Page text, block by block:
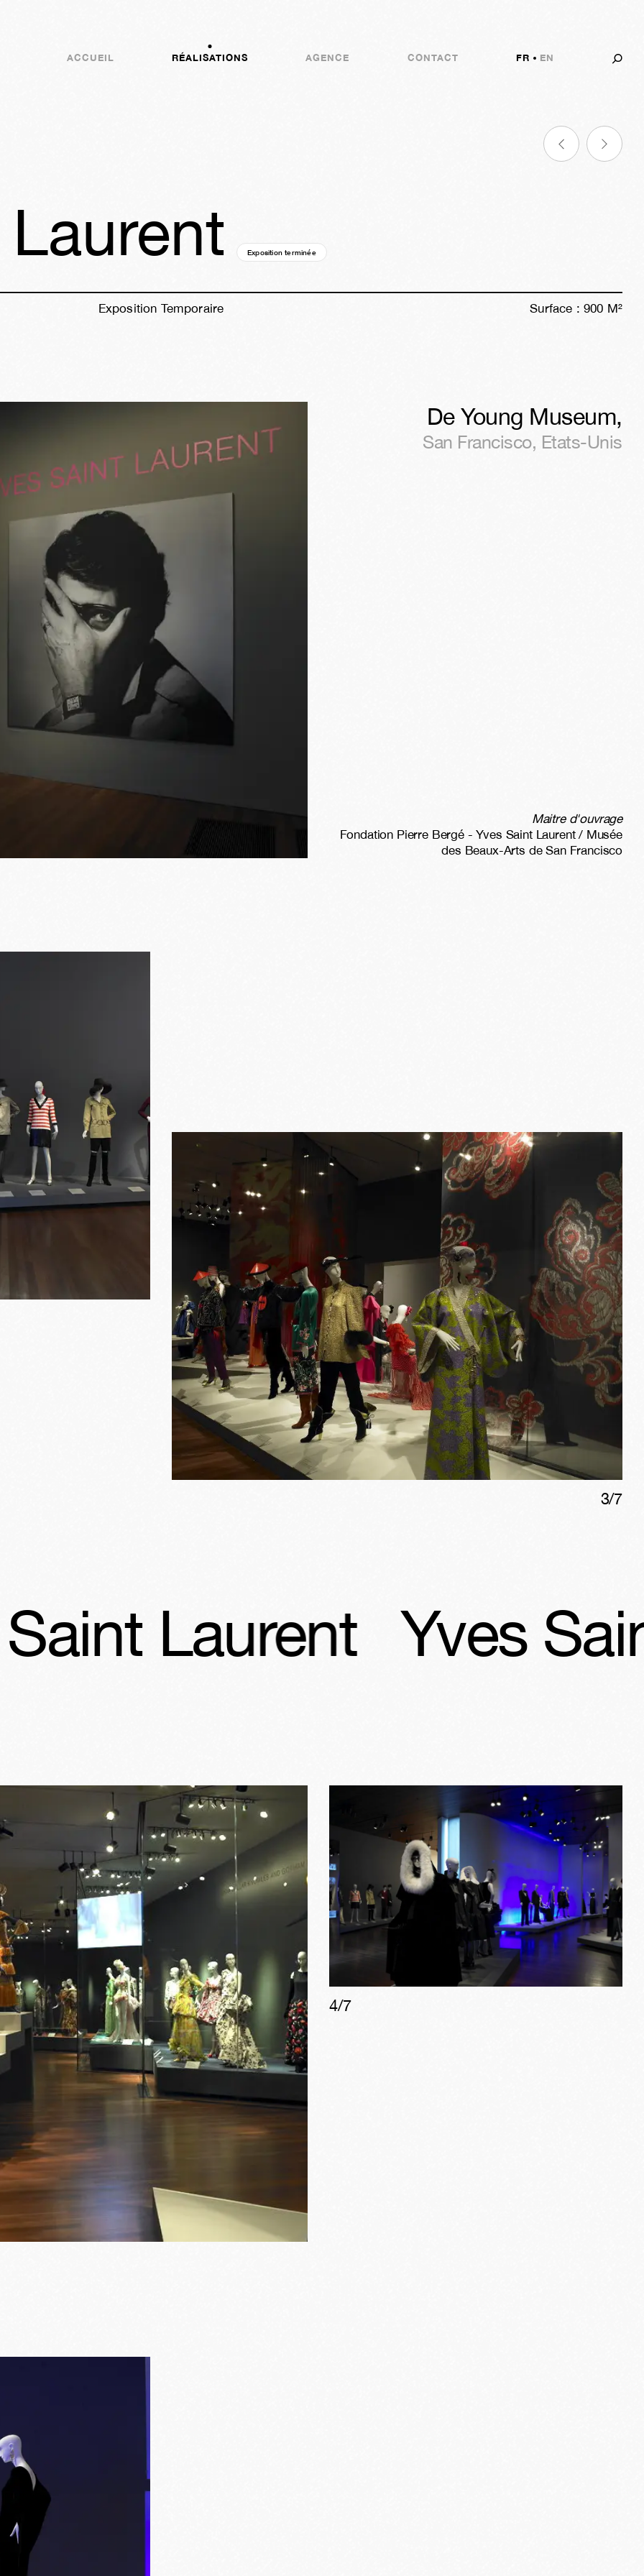
ACCUEIL RÉALISATIONS AGENCE CONTACT FR EN
Exposition terminée
Exposition Temporaire Surface : 900 M²
De Young Museum,
San Francisco, Etats-Unis
Maitre d'ouvrage
Fondation Pierre Bergé - Yves Saint Laurent / Musée
des Beaux-Arts de San Francisco
3/7
Yves Saint
4/7